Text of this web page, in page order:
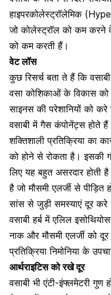
हाइपरकोलेस्ट्रॉलेमिक
जोकोलेस्ट्रॉल को कमकरने
को कम करती हैं।
वेट लॉस
कुछ रिसर्च बता ते हैं कि
वसा कोशिकाओं के विकास को
साइनस की परेशानियों को करे
वसाबी में गैस कंपोनेंट्स होते
शक्तिशाली प्रतिक्रिया का
को होने से रोकता है। इसकी
लिए यह बहुत असरदार होती
है जो मौसमी एलर्जी से पीड़ित
सांस से जुड़ी समस्याएं दूर करे
वसाबी हर्ब में एलिल
नाकऔर मौसमी एलर्जी को
प्रतिक्रियानिमोनिया के
आर्थराइटिस को रखे दूर
वसाबी भी एंटी-इंफ्लमेटरी